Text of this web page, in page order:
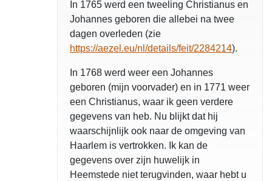
In 1765 werd een tweeling Christianus en
Johannes geboren die allebei na twee
dagen overleden (zie
https://aezel.eu/nl/details/feit/2284214).
In 1768 werd weer een Johannes
geboren (mijn voorvader) en in 1771 weer
een Christianus, waar ik geen verdere
gegevens van heb. Nu blijkt dat hij
waarschijnlijk ook naar de omgeving van
Haarlem is vertrokken. Ik kan de
gegevens over zijn huwelijk in
Heemstede niet terugvinden, waar hebt u
opgelost